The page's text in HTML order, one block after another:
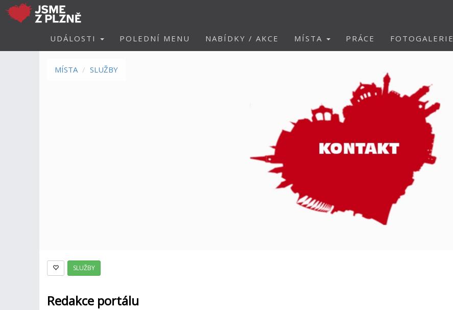
UDÁLOSTI POLEDNÍ MENU NABÍDKY / AKCE MÍSTA PRÁCE FOTOGALERIE
MÍSTA SLUŽBY
SLUŽBY
Redakce portálu